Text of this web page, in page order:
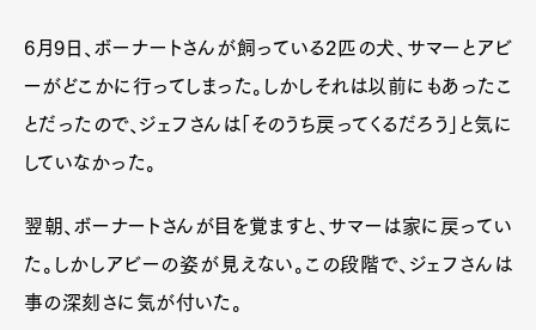
6月9日、ボーナートさんが飼っている2匹の犬、サマーとアビ
ーがどこかに行ってしまった。しかしそれは以前にもあったこ
とだったので、ジェフさんは「そのうち戻ってくるだろう」と気に
していなかった。
翌朝、ボーナートさんが目を覚ますと、サマーは家に戻ってい
た。しかしアビーの姿が見えない。この段階で、ジェフさんは
事の深刻さに気が付いた。